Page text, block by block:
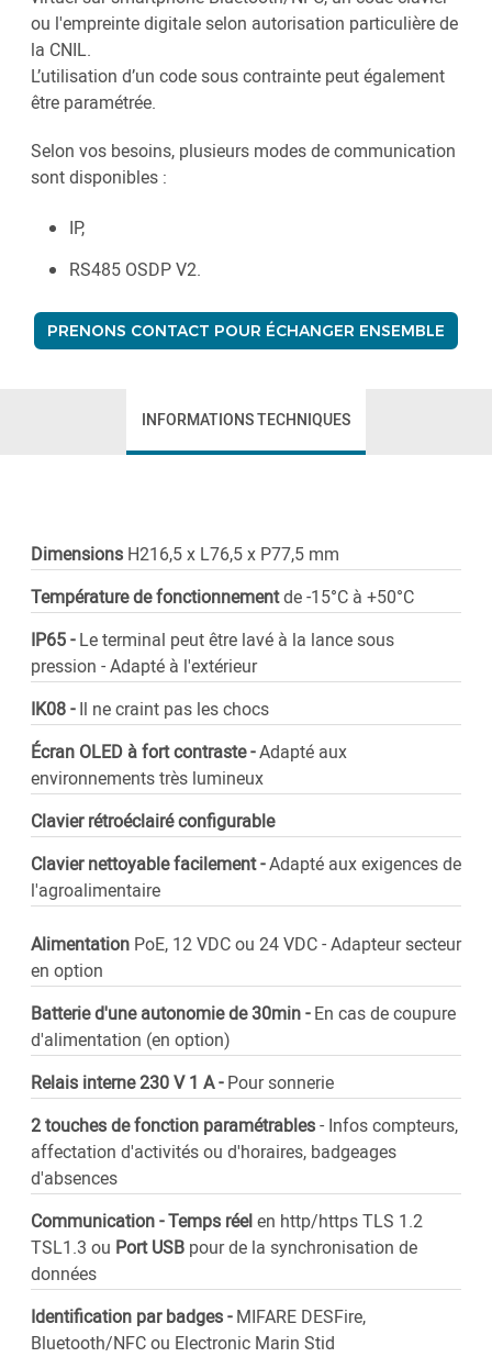
ou l'empreinte digitale selon autorisation particulière de
la CNIL.
L’utilisation d’un code sous contrainte peut également
être paramétrée.
Selon vos besoins, plusieurs modes de communication
sont disponibles :
IP,
RS485 OSDP V2.
PRENONS CONTACT POUR ÉCHANGER ENSEMBLE
INFORMATIONS TECHNIQUES
Dimensions H216,5 x L76,5 x P77,5 mm
Température de fonctionnementde -15°C à +50°C
IP65 -Le terminal peut être lavé à la lance sous
pression - Adapté à l'extérieur
IK08 -Il ne craint pas les chocs
Écran OLED à fort contraste -Adapté aux
environnements très lumineux
Clavier rétroéclairé configurable
Clavier nettoyable facilement -Adapté aux exigences de
l'agroalimentaire
Alimentation PoE, 12 VDC ou 24 VDC - Adapteur secteur
en option
Batterie d'une autonomie de 30min -En cas de coupure
d'alimentation (en option)
Relais interne 230 V 1 A -Pour sonnerie
2 touches de fonction paramétrables- Infos compteurs,
affectation d'activités ou d'horaires, badgeages
d'absences
Communication - Temps réelen http/https TLS 1.2
TSL1.3 ou Port USB pour de la synchronisation de
données
Identification par badges -MIFARE DESFire,
Bluetooth/NFC ou Electronic Marin Stid